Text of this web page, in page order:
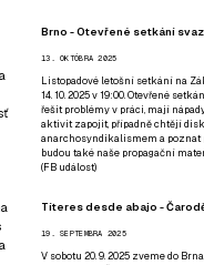
Brno - Otevřené setkání
13. OKTÓBRA 2025
Listopadové letošní setkání na
14. 10. 2025 v 19:00. Otevřené
řešit problémy v práci, mají
aktivit zapojit, případně chtějí
anarchosyndikalismem a
budou také naše propagační
(FB událost)
Títeres desde abajo -
19. SEPTEMBRA 2025
V sobotu 20. 9. 2025 zveme do